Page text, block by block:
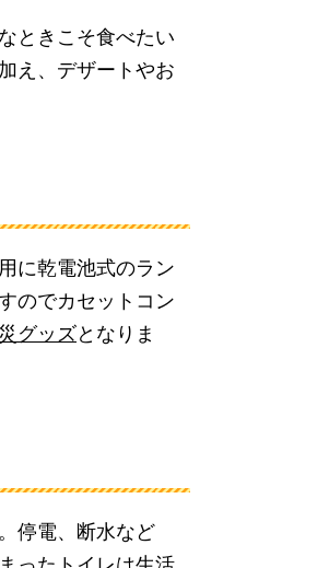
ときこそ食べたい
え、デザートやお
に乾電池式のラン
のでカセットコン
グッズとなりま
停電、断水など